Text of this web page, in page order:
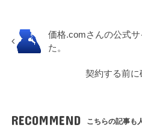
価格.comさんの公式
た。
契約する前に
RECOMMEND こちらの記事も